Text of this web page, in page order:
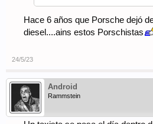
Hace 6 años que Porsche dejó
diesel....ains estos Porschistas
24/5/23
Android
Rammstein